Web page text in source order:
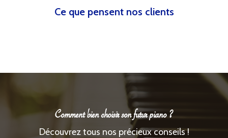
Ce que pensent nos clients
Comment bien choisir son futur piano ?
Découvrez tous nos précieux conseils !